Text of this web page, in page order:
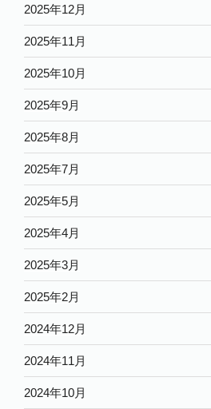
2025年12月
2025年11月
2025年10月
2025年9月
2025年8月
2025年7月
2025年5月
2025年4月
2025年3月
2025年2月
2024年12月
2024年11月
2024年10月